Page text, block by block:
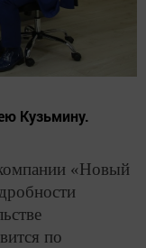
Кузьмину.
«Новый
по